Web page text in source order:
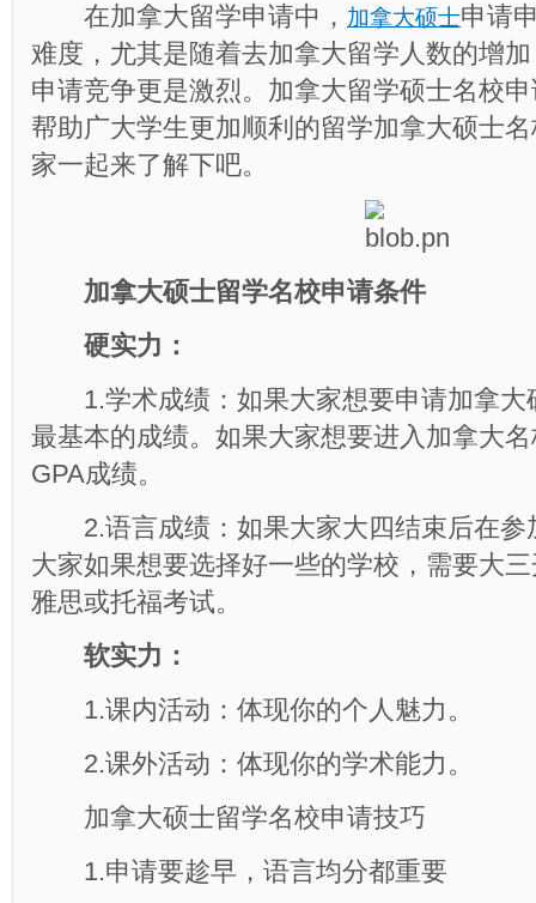
在加拿大留学申请中， 加拿大硕士申请
难度，尤其是随着去加拿大留学人数的增
申请竞争更是激烈。加拿大留学硕士名校
帮助广大学生更加顺利的留学加拿大硕士
家一起来了解下吧。
加拿大硕士留学名校申请条件
硬实力：
1.学术成绩：如果大家想要申请加拿大
最基本的成绩。如果大家想要进入加拿大
GPA成绩。
2.语言成绩：如果大家大四结束后在参
大家如果想要选择好一些的学校，需要大
雅思或托福考试。
软实力：
1.课内活动：体现你的个人魅力。
2.课外活动：体现你的学术能力。
加拿大硕士留学名校申请技巧
1.申请要趁早，语言均分都重要